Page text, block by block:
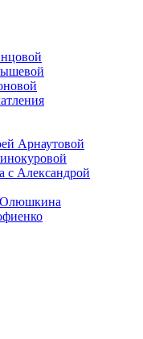
Арнаутовой
с Александрой
Олюшкина